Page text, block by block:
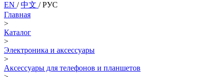
EN /中文 /РУС
Главная
>
Каталог
>
Электроника и аксессуары
>
Аксессуары для телефонов и планшетов